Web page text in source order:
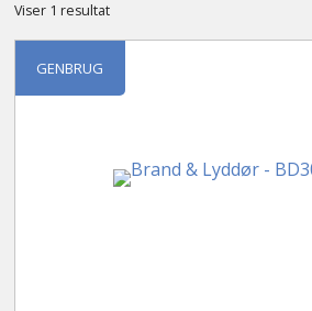
Kontakt
Viser 1 resultat
GENBRUG